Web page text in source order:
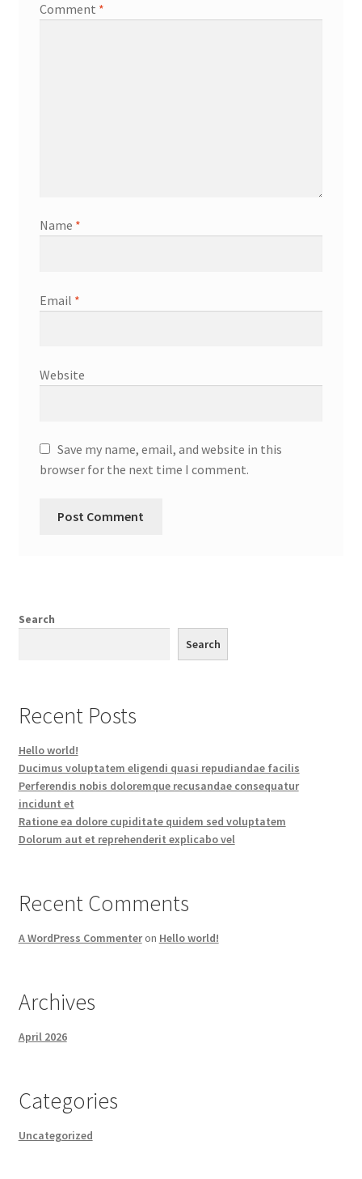
Comment *
Name *
Email *
Website
Save my name, email, and website in this
browser for the next time I comment.
Search
Search
Recent Posts
Hello world!
Ducimus voluptatem eligendi quasi repudiandae facilis
Perferendis nobis doloremque recusandae consequatur
incidunt et
Ratione ea dolore cupiditate quidem sed voluptatem
Dolorum aut et reprehenderit explicabo vel
Recent Comments
A WordPress Commenteron Hello world!
Archives
April 2026
Categories
Uncategorized